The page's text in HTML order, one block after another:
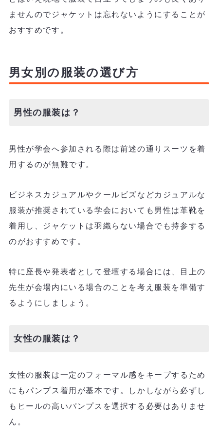
ませんのでジャケットは忘れないようにすることが
おすすめです。
男女別の服装の選び方
男性の服装は？
男性が学会へ参加される際は前述の通りスーツを着
用するのが無難です。
ビジネスカジュアルやクールビズなどカジュアルな
服装が推奨されている学会においても男性は革靴を
着用し、ジャケットは羽織らない場合でも持参する
のがおすすめです。
特に座長や発表者として登壇する場合には、目上の
先生が会場内にいる場合のことを考え服装を準備す
るようにしましょう。
女性の服装は？
女性の服装は一定のフォーマル感をキープするため
にもパンプス着用が基本です。しかしながら必ずし
もヒールの高いパンプスを選択する必要はありませ
ん。